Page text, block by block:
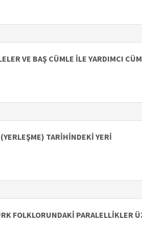
VE BAŞ CÜMLE İLE YARDIMCI
TARİHİNDEKİ YERİ
FOLKLORUNDAKİ PARALELLİKLER